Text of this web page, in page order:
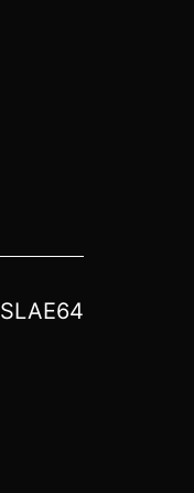
SLAE64